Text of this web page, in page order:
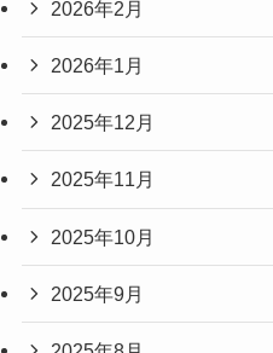
2026年2月
2026年1月
2025年12月
2025年11月
2025年10月
2025年9月